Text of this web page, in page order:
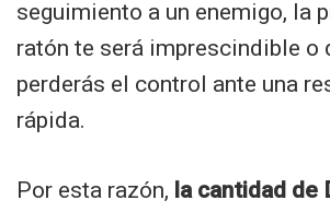
seguimiento a un enemigo, la
ratón te será imprescindible o
perderás el control ante una
rápida.
Por esta razón, la cantidad de